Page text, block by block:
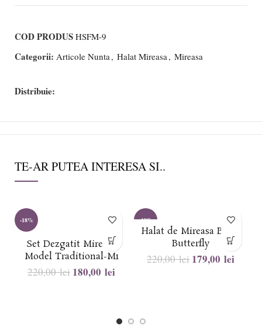
COD PRODUS HSFM-9
Categorii: Articole Nunta , Halat Mireasa , Mireasa
Distribuie:
TE-AR PUTEA INTERESA SI..
-18%
Set Dezgatit Mireasa
Model Traditional-M1
220,00lei 180,00 lei
-19%
Halat de Mireasa Bride
Butterfly
220,00lei 179,00 lei